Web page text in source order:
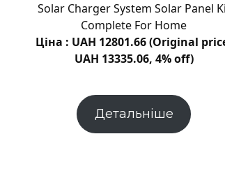
Solar Charger System Solar Panel
Complete For Home
Ціна : UAH 12801.66 (Original
UAH 13335.06, 4% off)
Детальніше